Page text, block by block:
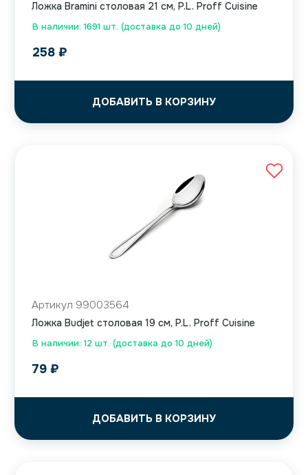
В наличии: 1691 шт. (доставка до 10 дней)
Ложка Bramini столовая 21 см, P.L. Proff Cuisine
258 ₽
ДОБАВИТЬ В КОРЗИНУ
В наличии: 12 шт. (доставка до 10 дней)
Артикул 99003564
Ложка Budjet столовая 19 см, P.L. Proff Cuisine
79 ₽
ДОБАВИТЬ В КОРЗИНУ